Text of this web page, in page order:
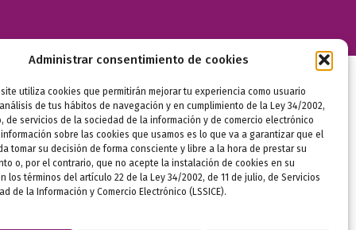
Administrar consentimiento de cookies
utiliza cookies que permitirán mejorar tu experiencia como usuario
de tus hábitos de navegación y en cumplimiento de la Ley 34/2002,
de servicios de la sociedad de la información y de comercio electrónico
información sobre las cookies que usamos es lo que va a garantizar que el
tomar su decisión de forma consciente y libre a la hora de prestar su
o, por el contrario, que no acepte la instalación de cookies en su
los términos del artículo 22 de la Ley 34/2002, de 11 de julio, de Servicios
de la Información y Comercio Electrónico (LSSICE).
FEDERADOS